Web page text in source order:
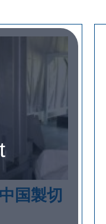
国製切